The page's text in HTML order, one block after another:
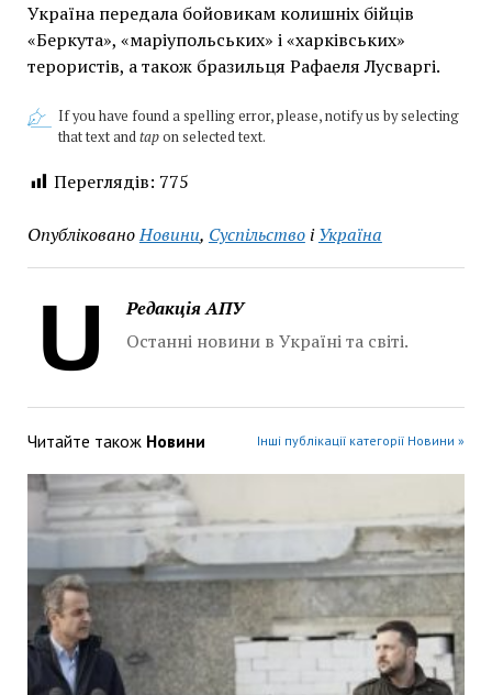
Україна передала бойовикам колишніх бійців
«Беркута», «маріупольських» і «харківських»
терористів, а також бразильця Рафаеля Лусваргі.
If you have found a spelling error, please, notify us by selecting
that text andtapon selected text.
Переглядів: 775
ОпублікованоНовини, СуспільствоіУкраїна
Редакція АПУ
Останні новини в Україні та світі.
Читайте також Новини Інші публікації категорії Новини »